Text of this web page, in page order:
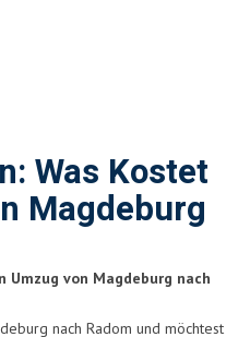
Was Kostet
Magdeburg
Umzug von Magdeburg nach
nach Radom und möchtest